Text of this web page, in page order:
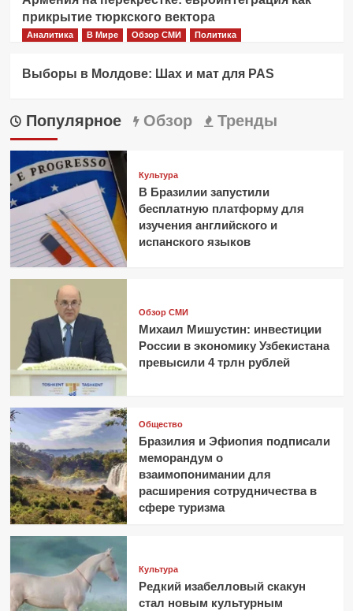
прикрытие тюркского вектора
Аналитика В Мире Обзор СМИ Политика
Выборы в Молдове: Шах и мат для PAS
Популярное Обзор Тренды
Культура
В Бразилии запустили
бесплатную платформу для
изучения английского и
испанского языков
Обзор СМИ
Михаил Мишустин: инвестиции
России в экономику Узбекистана
превысили 4 трлн рублей
Общество
Бразилия и Эфиопия подписали
меморандум о
взаимопонимании для
расширения сотрудничества в
сфере туризма
Культура
Редкий изабелловый скакун
стал новым культурным